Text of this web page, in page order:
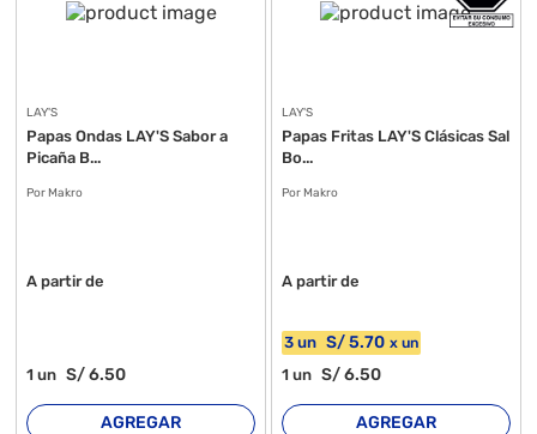
LAY'S
Papas Ondas LAY'S Sabor a
Picaña B...
Por Makro
A partir de
1un S/6.50
AGREGAR
LAY'S
Papas Fritas LAY'S Clásicas Sal
Bo...
Por Makro
A partir de
3 un S/5.70 x un
1 un S/6.50
AGREGAR